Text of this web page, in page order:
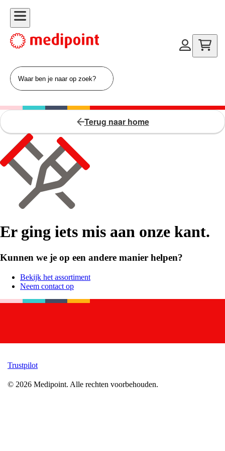
Terug naar home
Er ging iets mis aan onze kant.
Kunnen we je op een andere manier helpen?
Bekijk het assortiment
Neem contact op
Trustpilot
© 2026 Medipoint. Alle rechten voorbehouden.